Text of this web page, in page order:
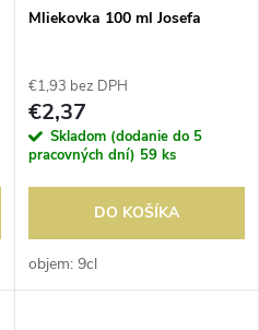
Mliekovka 100 ml Josefa
€1,93 bez DPH
€2,37
Skladom (dodanie do 5
pracovných dní) 59 ks
DO KOŠÍKA
objem: 9cl